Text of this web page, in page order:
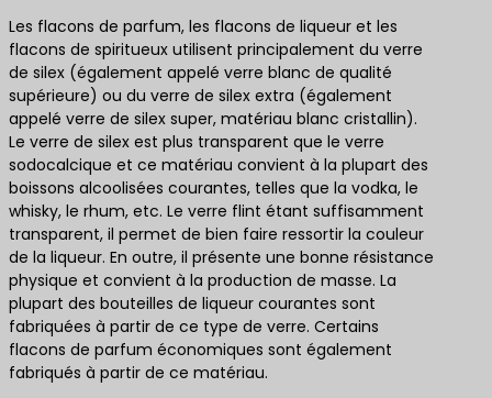
Les flacons de parfum, les flacons de liqueur et les
flacons de spiritueux utilisent principalement du verre
de silex (également appelé verre blanc de qualité
supérieure) ou du verre de silex extra (également
appelé verre de silex super, matériau blanc cristallin).
Le verre de silex est plus transparent que le verre
sodocalcique et ce matériau convient à la plupart des
boissons alcoolisées courantes, telles que la vodka, le
whisky, le rhum, etc. Le verre flint étant suffisamment
transparent, il permet de bien faire ressortir la couleur
de la liqueur. En outre, il présente une bonne résistance
physique et convient à la production de masse. La
plupart des bouteilles de liqueur courantes sont
fabriquées à partir de ce type de verre. Certains
flacons de parfum économiques sont également
fabriqués à partir de ce matériau.